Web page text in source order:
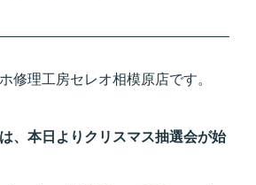
修理工房セレオ相模原店です。
、本日よりクリスマス抽選会が始